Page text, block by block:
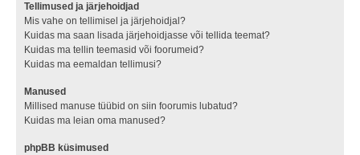
Tellimused ja järjehoidjad
Mis vahe on tellimisel ja järjehoidjal?
Kuidas ma saan lisada järjehoidjasse või tellida teemat?
Kuidas ma tellin teemasid või foorumeid?
Kuidas ma eemaldan tellimusi?
Manused
Millised manuse tüübid on siin foorumis lubatud?
Kuidas ma leian oma manused?
phpBB küsimused